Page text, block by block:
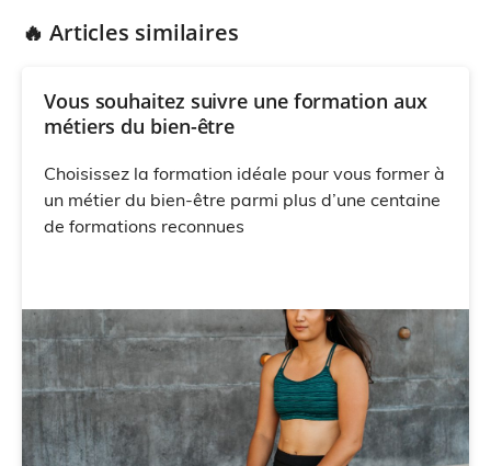
🔥 Articles similaires
Vous souhaitez suivre une formation aux
métiers du bien-être
Choisissez la formation idéale pour vous former à
un métier du bien-être parmi plus d’une centaine
de formations reconnues